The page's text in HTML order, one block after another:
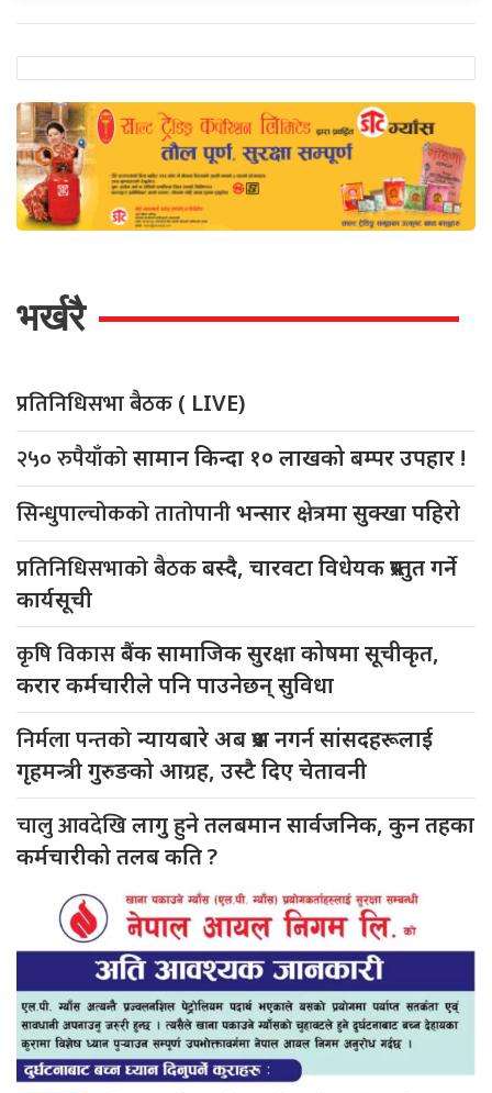
भर्खरै
प्रतिनिधिसभा बैठक ( LIVE)
२५० रुपैयाँकोसामान किन्दा १० लाखको बम्पर उपहार !
सिन्धुपाल्चोकको तातोपानीभन्सार क्षेत्रमा सुक्खा पहिरो
प्रतिनिधिसभाको बैठकबस्दै, चारवटा विधेयक प्रस्तुत गर्ने
कार्यसूची
कृषि विकासबैंक सामाजिक सुरक्षा कोषमा सूचीकृत,
करार कर्मचारीले पनि पाउनेछन् सुविधा
निर्मला पन्तकोन्यायबारे अब प्रश्न नगर्न सांसदहरूलाई
गृहमन्त्री गुरुङको आग्रह, उस्टै दिए चेतावनी
चालु आवदेखिलागु हुने तलबमान सार्वजनिक, कुन तहका
कर्मचारीको तलब कति ?